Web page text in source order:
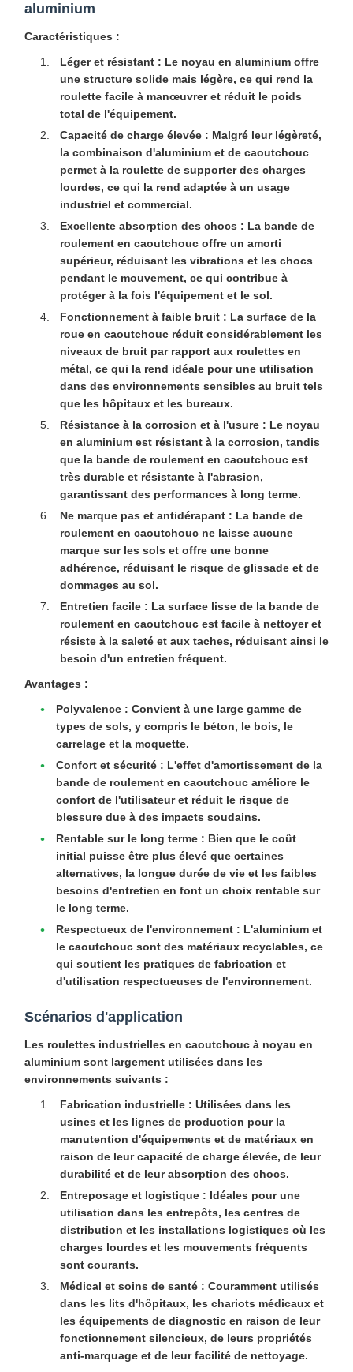
aluminium
Caractéristiques :
Léger et résistant : Le noyau en aluminium offre
une structure solide mais légère, ce qui rend la
roulette facile à manœuvrer et réduit le poids
total de l'équipement.
Capacité de charge élevée : Malgré leur légèreté,
la combinaison d'aluminium et de caoutchouc
permet à la roulette de supporter des charges
lourdes, ce qui la rend adaptée à un usage
industriel et commercial.
Excellente absorption des chocs : La bande de
roulement en caoutchouc offre un amorti
supérieur, réduisant les vibrations et les chocs
pendant le mouvement, ce qui contribue à
protéger à la fois l'équipement et le sol.
Fonctionnement à faible bruit : La surface de la
roue en caoutchouc réduit considérablement les
niveaux de bruit par rapport aux roulettes en
métal, ce qui la rend idéale pour une utilisation
dans des environnements sensibles au bruit tels
que les hôpitaux et les bureaux.
Résistance à la corrosion et à l'usure : Le noyau
en aluminium est résistant à la corrosion, tandis
que la bande de roulement en caoutchouc est
très durable et résistante à l'abrasion,
garantissant des performances à long terme.
Ne marque pas et antidérapant : La bande de
roulement en caoutchouc ne laisse aucune
marque sur les sols et offre une bonne
adhérence, réduisant le risque de glissade et de
dommages au sol.
Entretien facile : La surface lisse de la bande de
roulement en caoutchouc est facile à nettoyer et
résiste à la saleté et aux taches, réduisant ainsi le
besoin d'un entretien fréquent.
Avantages :
Polyvalence : Convient à une large gamme de
types de sols, y compris le béton, le bois, le
carrelage et la moquette.
Confort et sécurité : L'effet d'amortissement de la
bande de roulement en caoutchouc améliore le
confort de l'utilisateur et réduit le risque de
blessure due à des impacts soudains.
Rentable sur le long terme : Bien que le coût
initial puisse être plus élevé que certaines
alternatives, la longue durée de vie et les faibles
besoins d'entretien en font un choix rentable sur
le long terme.
Respectueux de l'environnement : L'aluminium et
le caoutchouc sont des matériaux recyclables, ce
qui soutient les pratiques de fabrication et
d'utilisation respectueuses de l'environnement.
Scénarios d'application
Les roulettes industrielles en caoutchouc à noyau en
aluminium sont largement utilisées dans les
environnements suivants :
Fabrication industrielle : Utilisées dans les
usines et les lignes de production pour la
manutention d'équipements et de matériaux en
raison de leur capacité de charge élevée, de leur
durabilité et de leur absorption des chocs.
Entreposage et logistique : Idéales pour une
utilisation dans les entrepôts, les centres de
distribution et les installations logistiques où les
charges lourdes et les mouvements fréquents
sont courants.
Médical et soins de santé : Couramment utilisés
dans les lits d'hôpitaux, les chariots médicaux et
les équipements de diagnostic en raison de leur
fonctionnement silencieux, de leurs propriétés
anti-marquage et de leur facilité de nettoyage.